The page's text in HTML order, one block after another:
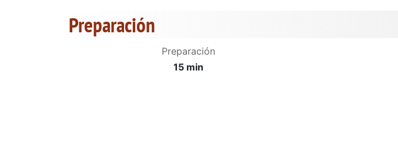
Preparación
Preparación
15 min